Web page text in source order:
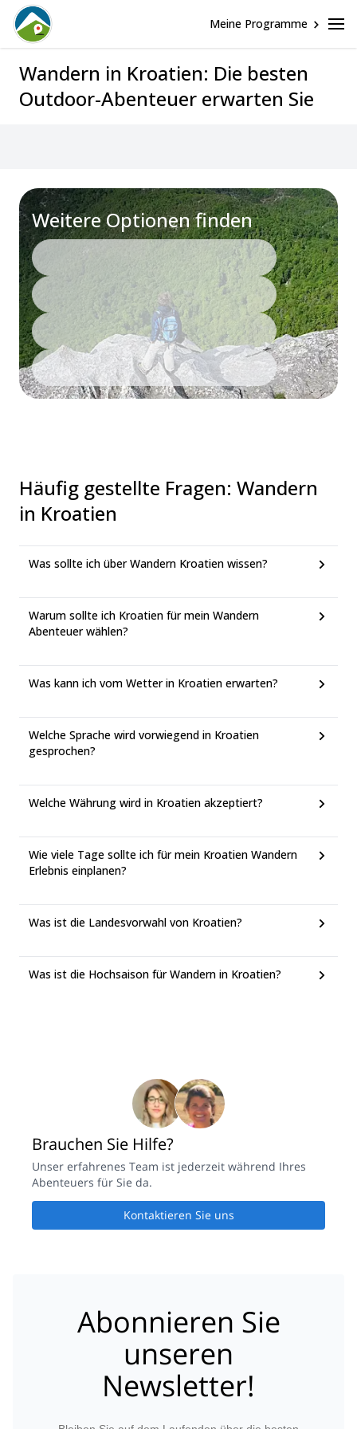
Meine Programme
Wandern in Kroatien: Die besten
Outdoor-Abenteuer erwarten Sie
Weitere Optionen finden
Häufig gestellte Fragen: Wandern
in Kroatien
Was sollte ich über Wandern Kroatien wissen?
Warum sollte ich Kroatien für mein Wandern
Abenteuer wählen?
Was kann ich vom Wetter in Kroatien erwarten?
Welche Sprache wird vorwiegend in Kroatien
gesprochen?
Welche Währung wird in Kroatien akzeptiert?
Wie viele Tage sollte ich für mein Kroatien Wandern
Erlebnis einplanen?
Was ist die Landesvorwahl von Kroatien?
Was ist die Hochsaison für Wandern in Kroatien?
Brauchen Sie Hilfe?
Unser erfahrenes Team ist jederzeit während Ihres
Abenteuers für Sie da.
Kontaktieren Sie uns
Abonnieren Sie
unseren
Newsletter!